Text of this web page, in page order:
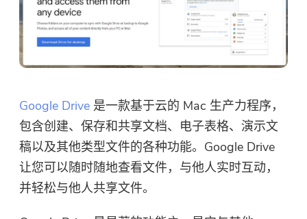
Google Drive 是一款基于云的 Mac 生产力程序，
包含创建、保存和共享文档、电子表格、演示文
稿以及其他类型文件的各种功能。Google Drive
让您可以随时随地查看文件，与他人实时互动，
并轻松与他人共享文件。